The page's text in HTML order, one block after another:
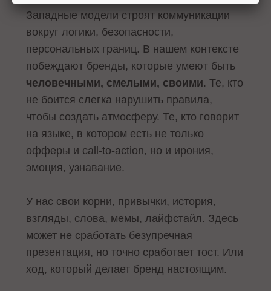
Западные модели строят коммуникации
вокруг логики, безопасности,
персональных границ. В нашем контексте
побеждают бренды, которые умеют быть
человечными, смелыми, своими. Те, кто
не боится слегка нарушить правила,
чтобы создать атмосферу. Те, кто говорит
на языке, в котором есть не только
офферы и call-to-action, но и ирония,
эмоция, узнавание.
У нас свои корни, привычки, история,
взгляды, слова, мемы, лайфстайл. Здесь
может не сработать безупречная
презентация, но точно сработает тост. Или
ход, который делает бренд настоящим.